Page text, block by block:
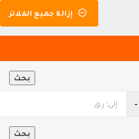
إزالة جميع الفلاتر
بحث
‐
بحث